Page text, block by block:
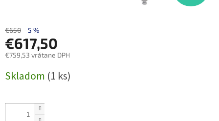
€650 –5 %
€617,50
€759,53 vrátane DPH
cena:
Skladom (1 ks)